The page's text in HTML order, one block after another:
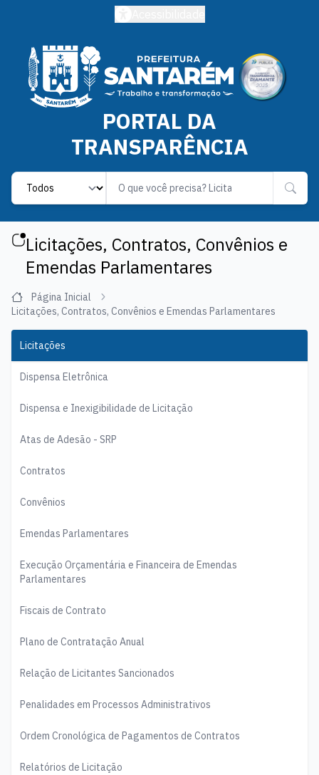
PORTAL DA
TRANSPARÊNCIA
Label
Licitações, Contratos, Convênios e
Emendas Parlamentares
Página Inicial
Licitações, Contratos, Convênios e Emendas Parlamentares
Licitações
Dispensa Eletrônica
Dispensa e Inexigibilidade de Licitação
Atas de Adesão - SRP
Contratos
Convênios
Emendas Parlamentares
Execução Orçamentária e Financeira de Emendas
Parlamentares
Fiscais de Contrato
Plano de Contratação Anual
Relação de Licitantes Sancionados
Penalidades em Processos Administrativos
Ordem Cronológica de Pagamentos de Contratos
Relatórios de Licitação